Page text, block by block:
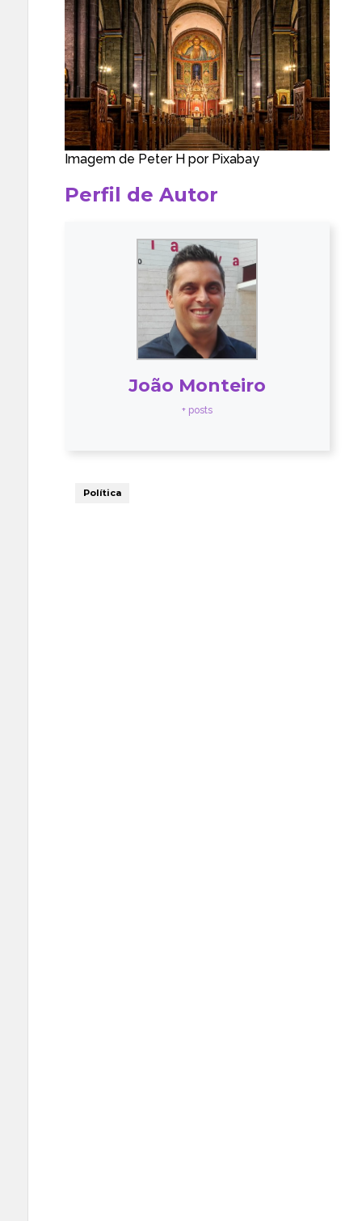
Imagem de Peter H por Pixabay
Perfil de Autor
João Monteiro
+ posts
Política